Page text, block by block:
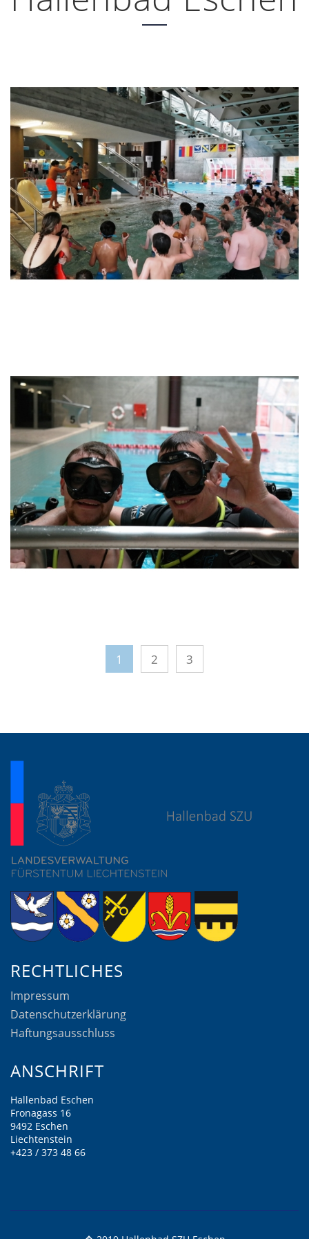
1 2 3
RECHTLICHES
Impressum
Datenschutzerklärung
Haftungsausschluss
ANSCHRIFT
Hallenbad Eschen
Fronagass 16
9492 Eschen
Liechtenstein
+423 / 373 48 66